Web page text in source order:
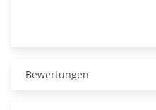
Bewertungen